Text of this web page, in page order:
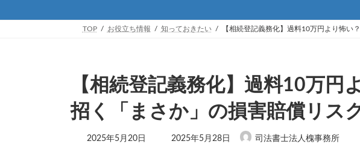
プ
動
TOP お役立ち情報 知っておきたい 【相続登記義務化】過料10万円より怖い
【相続登記義務化】過料10万円
招く「まさか」の損害賠償リス
2025年5月20日
最
2025年5月28日 司法書士法人槐事務所